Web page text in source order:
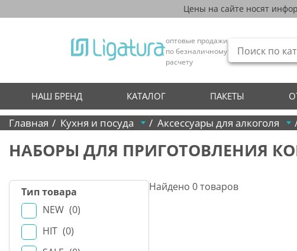
Цены на сайте носят
оптовые продажи
по безналичному
расчету
НАШ БРЕНД КАТАЛОГ ПАКЕТЫ
Главная Кухня и посуда Аксессуары для алкоголя
НАБОРЫ ДЛЯ ПРИГОТОВЛЕНИЯ
Тип товара
NEW
0
HIT
0
Найдено 0товаров